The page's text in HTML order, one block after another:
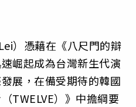
）憑藉在《八尺門的辯
崛起成為台灣新生代演
展，在備受期待的韓國
TWELVE）》中擔綱要